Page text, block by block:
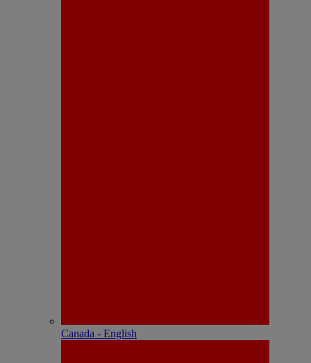
Canada - English